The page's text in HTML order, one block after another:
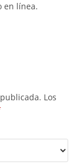
en línea.
Los